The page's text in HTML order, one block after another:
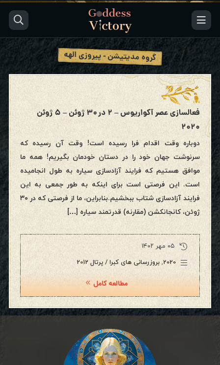
گروه مدیتیشن - پیروزی الهه
فعالسازی عصر آکواریوس – ۲ در ۳۰ ژوئن – ۵ ژوئن
۲۰۲۰
دوباره وقت اقدام فرا رسیده است! وقت آن رسیده که
سرنوشت جهان خود را در دستان خودمان بگیریم! همه ما
موافق هستیم که فرایند آزادسازی سیاره به طول انجامیده
است. این فرصتی است برای اینکه به طور جمعی به این
فرایند آزادسازی شتاب ببخشیم.بنابراین، ما از فرصتی که در ۳۰
ژوئن، کانجانکشن (مقارنه) قدرتمند سیاره […]
۰۵ مهر ۱۴۰۲
2020
, بروزرسانی های کبرا / پرتال 2012
مطالعه کامل